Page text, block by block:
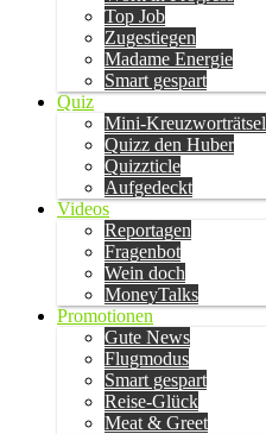
Top Job
Zugestiegen
Madame Energie
Smart gespart
Quiz
Mini-Kreuzworträtsel
Quizz den Huber
Quizzticle
Aufgedeckt
Videos
Reportagen
Fragenbot
Wein doch
MoneyTalks
Promotionen
Gute News
Flugmodus
Smart gespart
Reise-Glück
Meat & Greet